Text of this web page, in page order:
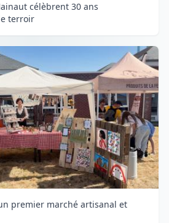
célèbrent 30 ans
terroir
premier marché artisanal et